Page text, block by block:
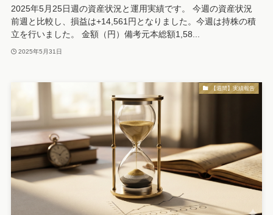
2025年5月25日週の資産状況と運用実績です。 今週の資産状況
前週と比較し、損益は+14,561円となりました。今週は持株の積
立を行いました。 金額（円）備考元本総額1,58...
2025年5月31日
【週間】実績報告